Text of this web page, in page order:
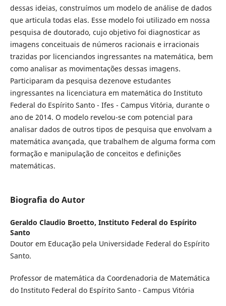
dessas ideias, construímos um modelo de análise de dados
que articula todas elas. Esse modelo foi utilizado em nossa
pesquisa de doutorado, cujo objetivo foi diagnosticar as
imagens conceituais de números racionais e irracionais
trazidas por licenciandos ingressantes na matemática, bem
como analisar as movimentações dessas imagens.
Participaram da pesquisa dezenove estudantes
ingressantes na licenciatura em matemática do Instituto
Federal do Espírito Santo - Ifes - Campus Vitória, durante o
ano de 2014. O modelo revelou-se com potencial para
analisar dados de outros tipos de pesquisa que envolvam a
matemática avançada, que trabalhem de alguma forma com
formação e manipulação de conceitos e definições
matemáticas.
Biografia do Autor
Geraldo Claudio Broetto, Instituto Federal do Espírito
Santo
Doutor em Educação pela Universidade Federal do Espírito
Santo.
Professor de matemática da Coordenadoria de Matemática
do Instituto Federal do Espírito Santo - Campus Vitória